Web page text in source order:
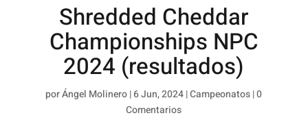
Shredded Cheddar
Championships NPC
2024 (resultados)
porÁngel Molinero|6 Jun, 2024|Campeonatos|0
Comentarios